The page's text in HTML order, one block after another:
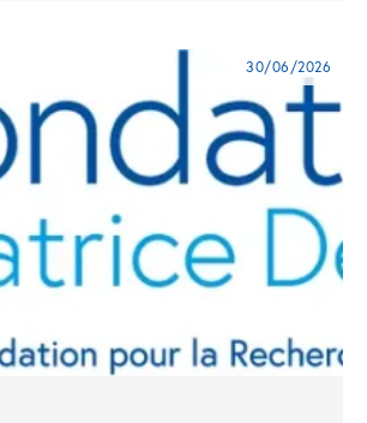
30/06/2026